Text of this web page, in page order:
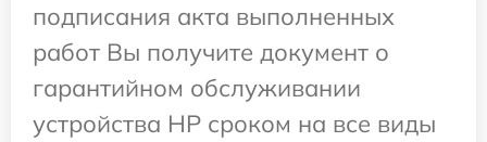
подписания акта выполненных
работ Вы получите документ о
гарантийном обслуживании
устройства HP сроком на все виды